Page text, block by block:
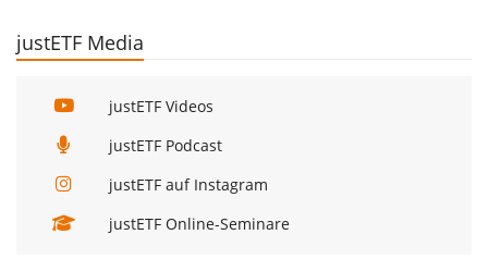
justETF Media
justETF Videos
justETF Podcast
justETF auf Instagram
justETF Online-Seminare